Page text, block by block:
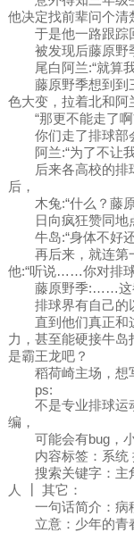
他决定找前辈问个清
于是他一路跟踪回
被发现后藤原野季
尾白阿兰:“就算我
藤原野季想到到三
色大变，拉着北和阿
“那更不能走了啊
你们走了排球部会
阿兰:“为了不让我
后来各高校的排球
后，
木兔:“什么？藤原
日向疯狂赞同地
牛岛:“身体不好还
再后来，就连第一
他:“听说……你对排
藤原野季:……这都
排球界有自己的以
直到他们真正和这
力，甚至能硬接牛岛
是霸王龙吧？
稻荷崎主场，想写
ps:
不是专业排球运动
编，
可能会有bug，小
内容标签：系统
搜索关键字：主
人 ┃ 其它：
一句话简介：病
立意：少年的青